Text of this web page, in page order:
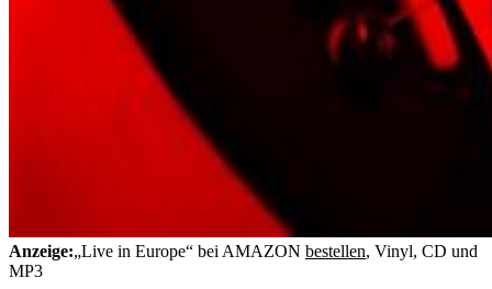
Anzeige:„Live in Europe“ bei AMAZON bestellen, Vinyl, CD und
MP3